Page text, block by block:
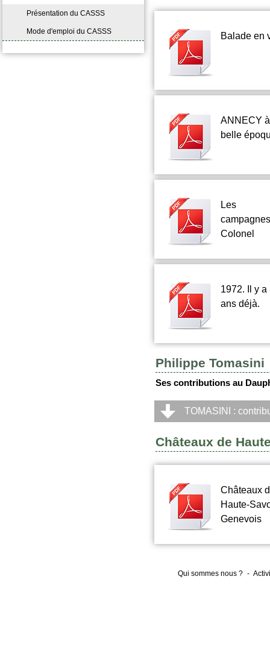
Présentation du CASSS
Mode d'emploi du CASSS Balade en
ANNECY
belle
Les
Colonel
1972. Il y a
ans déjà.
Philippe Tomasini
Ses contributions au
TOMASINI :
Châteaux de
Châteaux
Haute-
Genevois
Qui sommes nous ? -